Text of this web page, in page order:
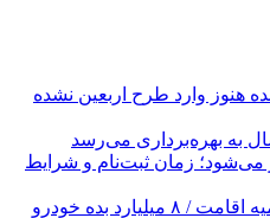
شده هنوز وارد طرح اربعین نشده
به بهره‌برداری می‌رسد
می‌شود؛ زمان ثبت‌نام و شرایط
کاسبی خارج‌نشین‌ها با سهمیه اقامت / ۸ میلیارد بده خودرو